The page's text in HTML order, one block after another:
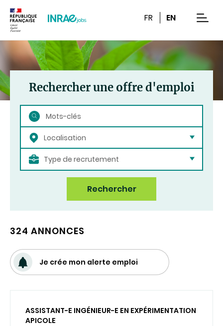
FR EN
Rechercher une offre d'emploi
Rechercher
Localisation
Type de recrutement
Rechercher
324 ANNONCES
Je crée mon alerte emploi
ASSISTANT-E INGÉNIEUR-E EN EXPÉRIMENTATION
APICOLE